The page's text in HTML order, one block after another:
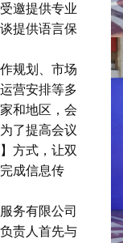
邀提供专业
提供语言保
规划、市场
营安排等多
和地区，会
了提高会议
方式，让双
成信息传
务有限公司
责人首先与